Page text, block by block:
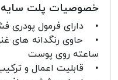
خصوصیات پلت سایه
• دارای فرمول پودری
ساعته روی پوست
• قابلیت اعمال و